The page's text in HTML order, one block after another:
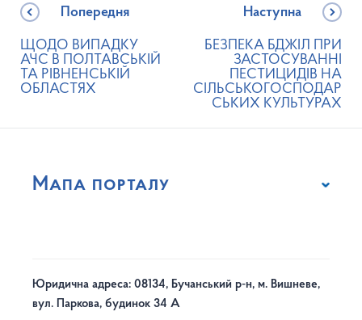
Попередня
ЩОДО ВИПАДКУ
АЧС В ПОЛТАВСЬКІЙ
ТА РІВНЕНСЬКІЙ
ОБЛАСТЯХ
Наступна
БЕЗПЕКА БДЖІЛ ПРИ
ЗАСТОСУВАННІ
ПЕСТИЦИДІВ НА
СІЛЬСЬКОГОСПОДАР
СЬКИХ КУЛЬТУРАХ
Мапа порталу
Юридична адреса: 08134, Бучанський р-н, м. Вишневе,
вул. Паркова, будинок 34 А